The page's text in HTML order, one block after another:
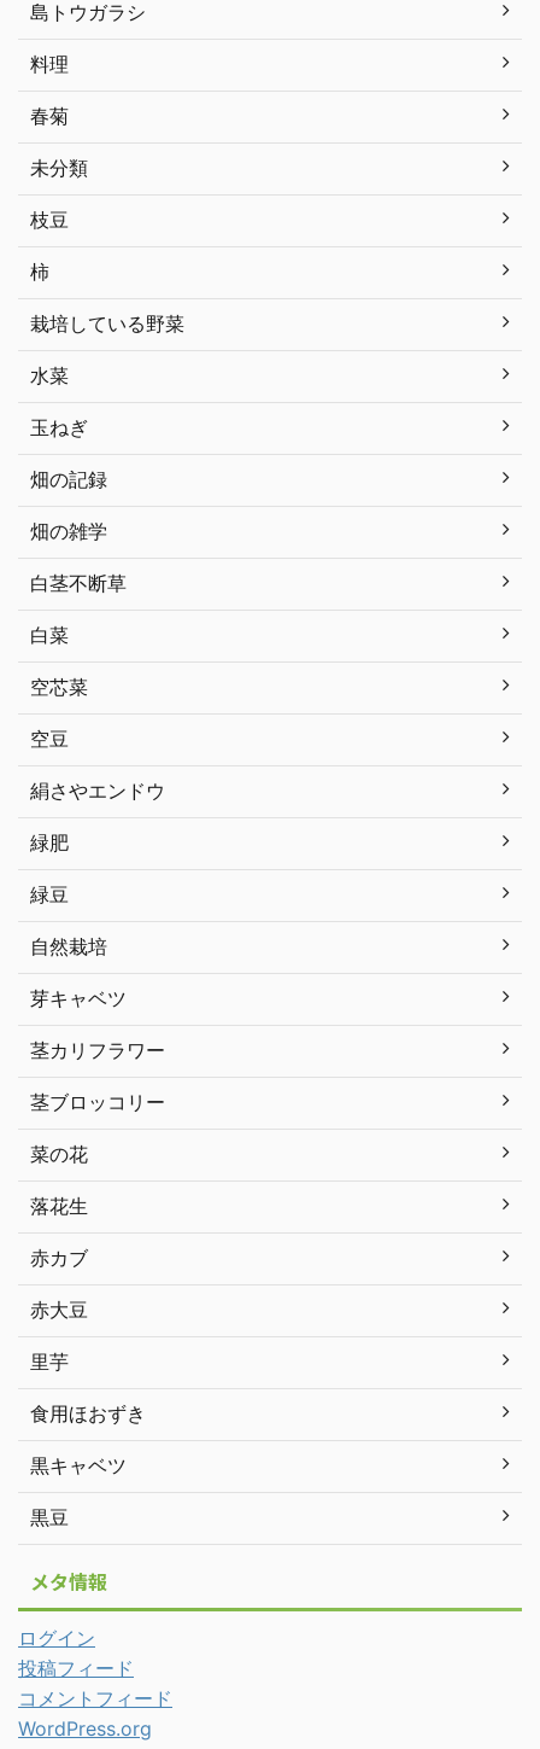
島トウガラシ
料理
春菊
未分類
枝豆
柿
栽培している野菜
水菜
玉ねぎ
畑の記録
畑の雑学
白茎不断草
白菜
空芯菜
空豆
絹さやエンドウ
緑肥
緑豆
自然栽培
芽キャベツ
茎カリフラワー
茎ブロッコリー
菜の花
落花生
赤カブ
赤大豆
里芋
食用ほおずき
黒キャベツ
黒豆
メタ情報
ログイン
投稿フィード
コメントフィード
WordPress.org